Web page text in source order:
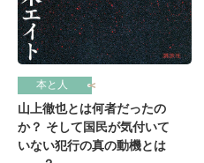
本と人
山上徹也とは何者だったの
か？ そして国民が気付いて
いない犯行の真の動機とは